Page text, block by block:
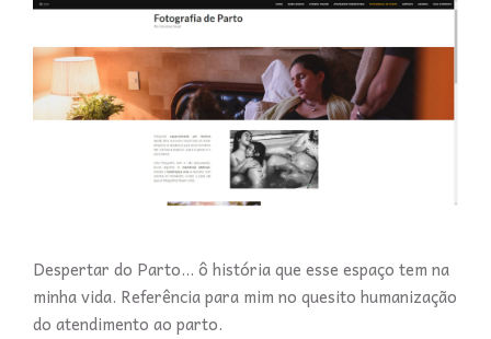
Despertar do Parto... ô história que esse espaço tem na
minha vida. Referência para mim no quesito humanização
do atendimento ao parto.